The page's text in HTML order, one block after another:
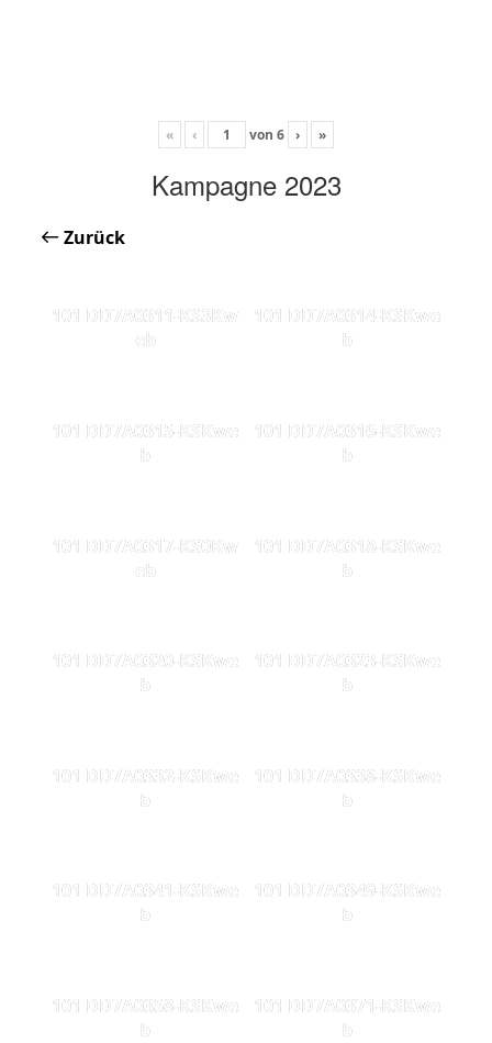
« ‹ von 6 › »
Kampagne 2023
Zurück
101 DD7A0311-KS3Kw
eb
101 DD7A0314-KSKwe
b
101 DD7A0315-KSKwe
b
101 DD7A0316-KSKwe
b
101 DD7A0317-KS0Kw
eb
101 DD7A0318-KSKwe
b
101 DD7A0320-KSKwe
b
101 DD7A0323-KSKwe
b
101 DD7A0332-KSKwe
b
101 DD7A0338-KSKwe
b
101 DD7A0341-KSKwe
b
101 DD7A0349-KSKwe
b
101 DD7A0358-KSKwe
b
101 DD7A0371-KSKwe
b